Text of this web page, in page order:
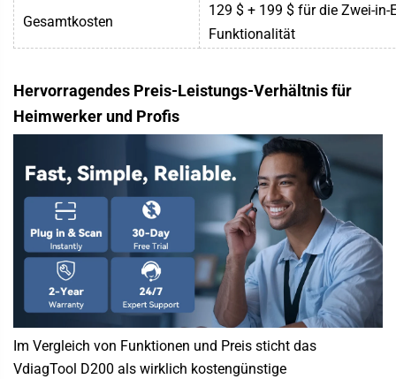
Gesamtkosten
129 $ + 199 $ für die Zwei-in-
Funktionalität
Hervorragendes Preis-Leistungs-Verhältnis für
Heimwerker und Profis
Im Vergleich von Funktionen und Preis sticht das
VdiagTool D200 als wirklich kostengünstige